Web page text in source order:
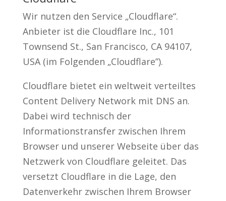
Wir nutzen den Service „Cloudflare“.
Anbieter ist die Cloudflare Inc., 101
Townsend St., San Francisco, CA 94107,
USA (im Folgenden „Cloudflare”).
Cloudflare bietet ein weltweit verteiltes
Content Delivery Network mit DNS an.
Dabei wird technisch der
Informationstransfer zwischen Ihrem
Browser und unserer Webseite über das
Netzwerk von Cloudflare geleitet. Das
versetzt Cloudflare in die Lage, den
Datenverkehr zwischen Ihrem Browser